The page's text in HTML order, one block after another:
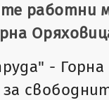
работни
-
за